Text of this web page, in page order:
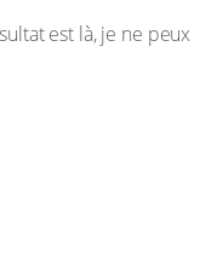
est là, je ne peux